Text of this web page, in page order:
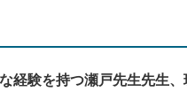
経験を持つ瀬戸先生先生、